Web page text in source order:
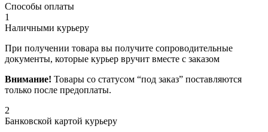
Способы оплаты
1
Наличными курьеру
При получении товара вы получите сопроводительные
документы, которые курьер вручит вместе с заказом
Внимание! Товары со статусом “под заказ” поставляются
только после предоплаты.
2
Банковской картой курьеру